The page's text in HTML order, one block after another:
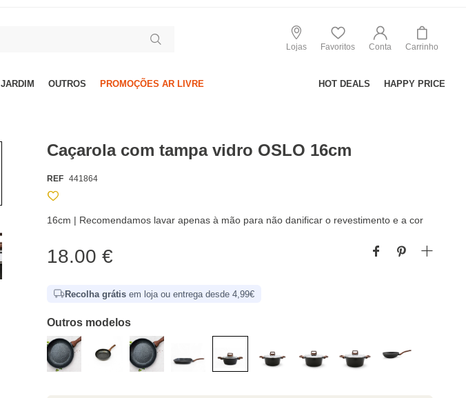
Lojas Favoritos Conta Carrinho
JARDIM OUTROS PROMOÇÕES AR LIVRE HOT DEALS HAPPY PRICE
Caçarola com tampa vidro OSLO 16cm
REF 441864
16cm | Recomendamos lavar apenas à mão para não danificar o revestimento e a cor
18.00 €
Recolha grátis em loja ou entrega desde 4,99€
Outros modelos